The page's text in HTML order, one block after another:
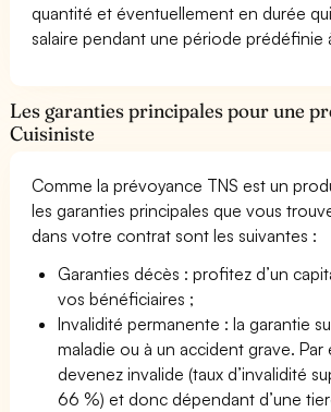
quantité et éventuellement en durée
salaire pendant une période prédéfinie
Les garanties principales pour une
Cuisiniste
Comme la prévoyance TNS est un
les garanties principales que vous
dans votre contrat sont les suivantes :
Garanties décès : profitez d’un
vos bénéficiaires ;
Invalidité permanente : la garantie
maladie ou à un accident grave. Par
devenez invalide (taux d’invalidité
66 %) et donc dépendant d’une